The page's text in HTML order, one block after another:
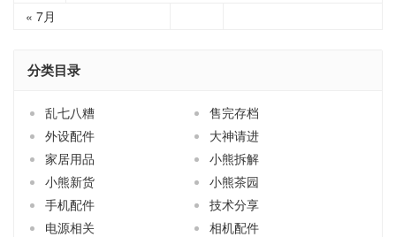
« 7月
分类目录
乱七八糟
售完存档
外设配件
大神请进
家居用品
小熊拆解
小熊新货
小熊茶园
手机配件
技术分享
电源相关
相机配件